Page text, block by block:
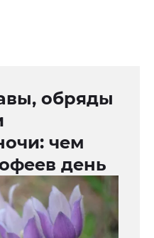
обряды
чем
день